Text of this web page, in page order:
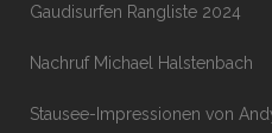
Gaudisurfen Rangliste 2024
Nachruf Michael Halstenbach
Stausee-Impressionen von